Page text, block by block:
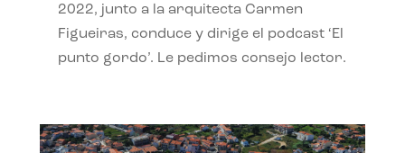
2022, junto a la arquitecta Carmen
Figueiras, conduce y dirige el podcast ‘El
punto gordo’. Le pedimos consejo lector.